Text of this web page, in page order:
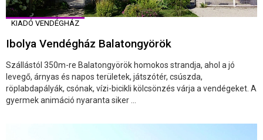
KIADÓ VENDÉGHÁZ
Ibolya Vendégház Balatongyörök
Szállástól 350m-re Balatongyörök homokos strandja, ahol a jó
levegő, árnyas és napos területek, játszótér, csúszda,
röplabdapályák, csónak, vízi-bicikli kölcsönzés várja a vendégeket. A
gyermek animáció nyaranta siker ...